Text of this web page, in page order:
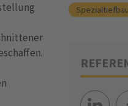
Spezialtiefbau